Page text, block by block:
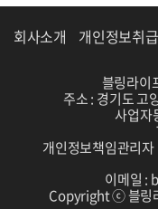
회사소개 개인정보취
블링라이
주소 : 경기도 고
사업자
개인정보책임관리
이메일 :
Copyright ⓒ 블링